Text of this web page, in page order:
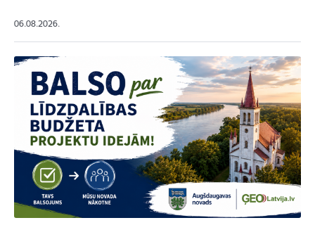
06.08.2026.